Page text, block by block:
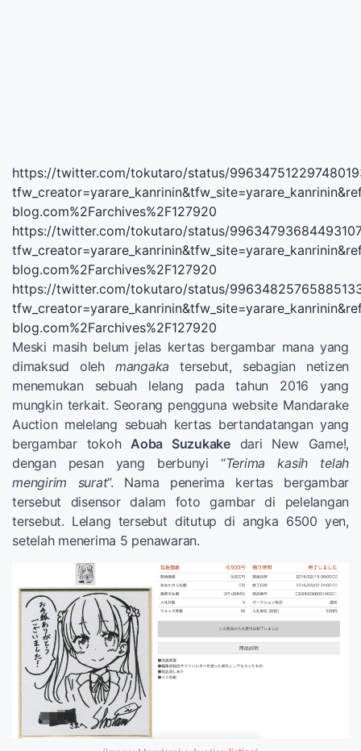
https://twitter.com/tokutaro/status/
blog.com%2Farchives%2F127920
https://twitter.com/tokutaro/status/
blog.com%2Farchives%2F127920
https://twitter.com/tokutaro/status/
blog.com%2Farchives%2F127920
Meski masih belum jelas kertas bergambar mana yang
dimaksud oleh mangaka tersebut, sebagian netizen
menemukan sebuah lelang pada tahun 2016 yang
mungkin terkait. Seorang pengguna website Mandarake
Auction melelang sebuah kertas bertandatangan yang
bergambar tokoh Aoba Suzukakedari New Game!,
dengan pesan yang berbunyi “Terima kasih telah
mengirim surat”. Nama penerima kertas bergambar
tersebut disensor dalam foto gambar di pelelangan
tersebut. Lelang tersebut ditutup di angka 6500 yen,
setelah menerima 5 penawaran.